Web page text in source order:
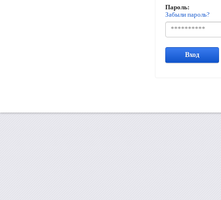
Пароль:
Забыли пароль?
Вход